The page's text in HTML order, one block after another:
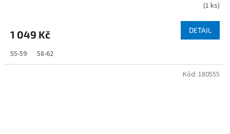
(1 ks)
1 049 Kč DETAIL
55-59 58-62
Kód: 180555